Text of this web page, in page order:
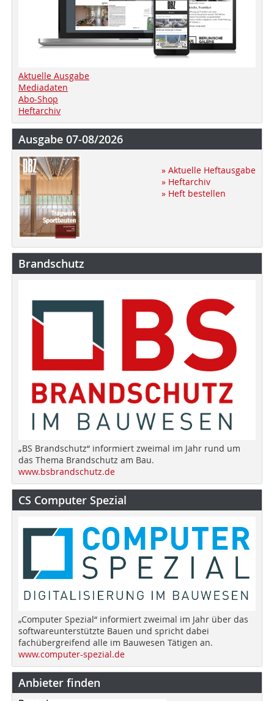
Aktuelle Ausgabe
Mediadaten
Abo-Shop
Heftarchiv
Ausgabe 07-08/2026
» Aktuelle Heftausgabe
» Heftarchiv
» Heft bestellen
Brandschutz
„BS Brandschutz“ informiert zweimal im Jahr rund um
das Thema Brandschutz am Bau.
www.bsbrandschutz.de
CS Computer Spezial
„Computer Spezial“ informiert zweimal im Jahr über das
softwareunterstützte Bauen und spricht dabei
fachübergreifend alle im Bauwesen Tätigen an.
www.computer-spezial.de
Anbieter finden